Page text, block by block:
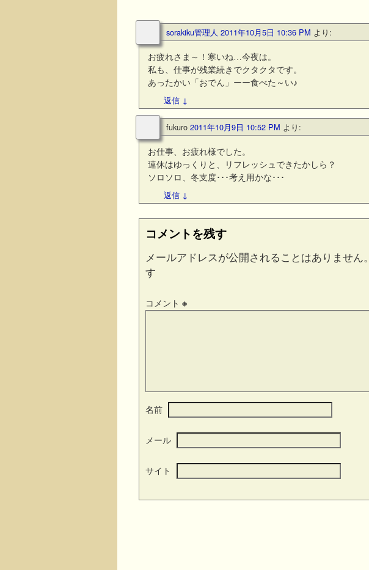
sorakiku管理人 2011年10月5日 10:36 PM より:
お疲れさま～！寒いね…今夜は。
私も、仕事が残業続きでクタクタです。
あったかい「おでん」ーー食べた～い♪
返信 ↓
fukuro 2011年10月9日 10:52 PM より:
お仕事、お疲れ様でした。
連休はゆっくりと、リフレッシュできたかしら？
ソロソロ、冬支度･･･考え用かな･･･
返信 ↓
コメントを残す
メールアドレスが公開されることはありません。
す
コメント ※
名前
メール
サイト